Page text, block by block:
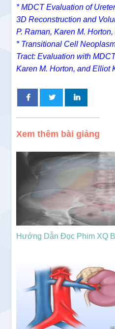
* MDCT Evaluation of
3D Reconstruction and
P. Raman, Karen M.
* Transitional Cell
Tract: Evaluation with
Karen M. Horton, and Elliot
Xem thêm bài giảng
Hướng Dẫn Đọc Phim XQ